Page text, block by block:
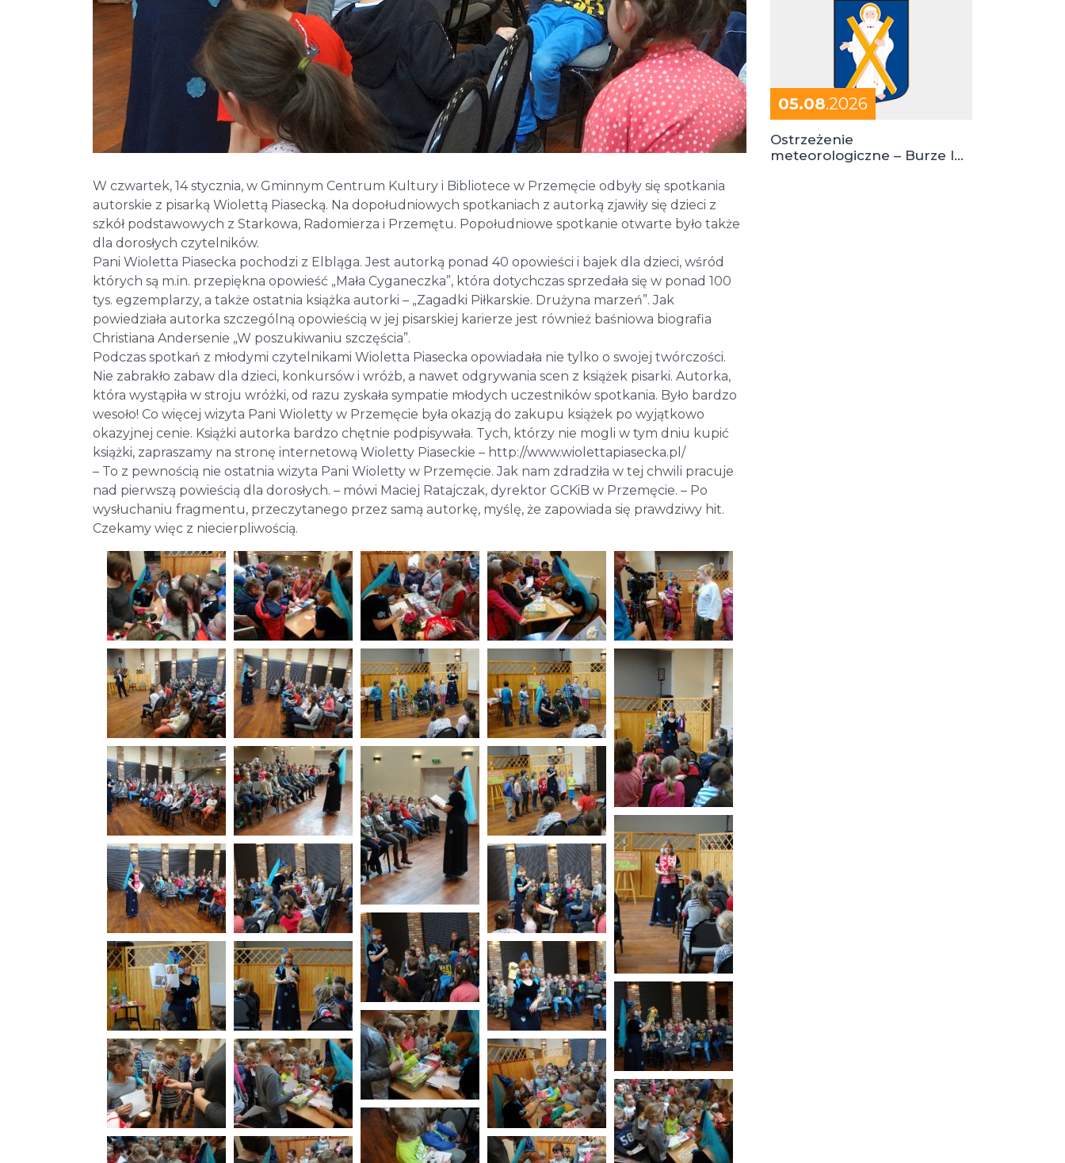
W czwartek, 14 stycznia, w Gminnym Centrum Kultury i Bibliotece w Przemęcie odbyły się spotkania
autorskie z pisarką Wiolettą Piasecką. Na dopołudniowych spotkaniach z autorką zjawiły się dzieci z
szkół podstawowych z Starkowa, Radomierza i Przemętu. Popołudniowe spotkanie otwarte było także
dla dorosłych czytelników.
Pani Wioletta Piasecka pochodzi z Elbląga. Jest autorką ponad 40 opowieści i bajek dla dzieci, wśród
których są m.in. przepiękna opowieść „Mała Cyganeczka”, która dotychczas sprzedała się w ponad 100
tys. egzemplarzy, a także ostatnia książka autorki – „Zagadki Piłkarskie. Drużyna marzeń”. Jak
powiedziała autorka szczególną opowieścią w jej pisarskiej karierze jest również baśniowa biografia
Christiana Andersenie „W poszukiwaniu szczęścia”.
Podczas spotkań z młodymi czytelnikami Wioletta Piasecka opowiadała nie tylko o swojej twórczości.
Nie zabrakło zabaw dla dzieci, konkursów i wróżb, a nawet odgrywania scen z książek pisarki. Autorka,
która wystąpiła w stroju wróżki, od razu zyskała sympatie młodych uczestników spotkania. Było bardzo
wesoło! Co więcej wizyta Pani Wioletty w Przemęcie była okazją do zakupu książek po wyjątkowo
okazyjnej cenie. Książki autorka bardzo chętnie podpisywała. Tych, którzy nie mogli w tym dniu kupić
książki, zapraszamy na stronę internetową Wioletty Piaseckie – http://www.wiolettapiasecka.pl/
– To z pewnością nie ostatnia wizyta Pani Wioletty w Przemęcie. Jak nam zdradziła w tej chwili pracuje
nad pierwszą powieścią dla dorosłych. – mówi Maciej Ratajczak, dyrektor GCKiB w Przemęcie. – Po
wysłuchaniu fragmentu, przeczytanego przez samą autorkę, myślę, że zapowiada się prawdziwy hit.
Czekamy więc z niecierpliwością.
05.08.2026
Ostrzeżenie
meteorologiczne – Burze I